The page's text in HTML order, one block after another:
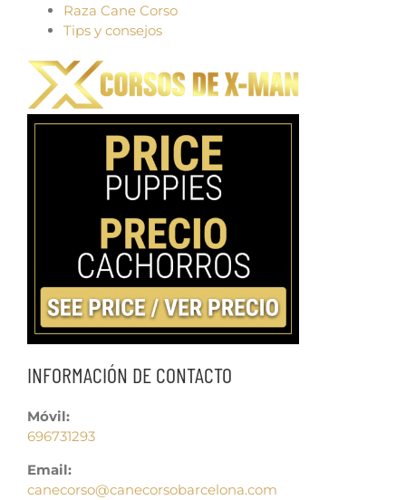
Raza Cane Corso
Tips y consejos
INFORMACIÓN DE CONTACTO
Móvil:
696731293
Email:
canecorso@canecorsobarcelona.com